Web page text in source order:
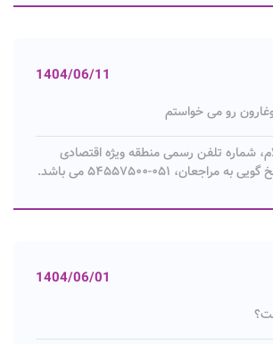
1404/06/11
رو می خواستم
شماره تلفن رسمی منطقه ویژه اقتصادی
۰۵۱-۵۴۵۵۷۵۰۰ می باشد.
1404/06/01